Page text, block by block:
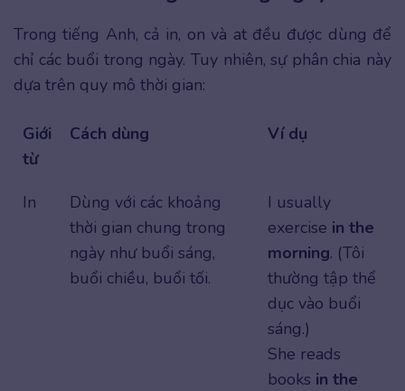
Trong tiếng Anh, cả in, on và at đều được dùng để
chỉ các buổi trong ngày. Tuy nhiên, sự phân chia này
dựa trên quy mô thời gian:
Giới
từ
Cách dùng Ví dụ
In
Dùng với các khoảng
thời gian chung trong
ngày như buổi sáng,
buổi chiều, buổi tối.
I usually
exercise in the
morning. (Tôi
thường tập thể
dục vào buổi
sáng.)
She reads
books in the